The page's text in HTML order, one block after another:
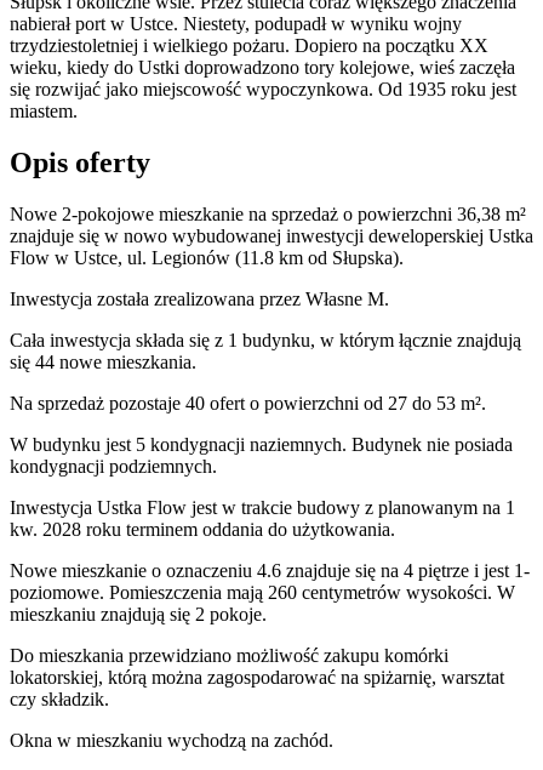
nabierał port w Ustce. Niestety, podupadł w wyniku wojny
trzydziestoletniej i wielkiego pożaru. Dopiero na początku XX
wieku, kiedy do Ustki doprowadzono tory kolejowe, wieś zaczęła
się rozwijać jako miejscowość wypoczynkowa. Od 1935 roku jest
miastem.
Opis oferty
Nowe 2-pokojowe mieszkanie na sprzedaż o powierzchni 36,38 m²
znajduje się w nowo wybudowanej inwestycji deweloperskiej Ustka
Flow w Ustce, ul. Legionów (11.8 km od Słupska).
Inwestycja została zrealizowana przez Własne M.
Cała inwestycja składa się z 1 budynku, w którym łącznie znajdują
się 44 nowe mieszkania.
Na sprzedaż pozostaje 40 ofert o powierzchni od 27 do 53 m².
W budynku jest 5 kondygnacji naziemnych. Budynek nie posiada
kondygnacji podziemnych.
Inwestycja Ustka Flow jest w trakcie budowy z planowanym na 1
kw. 2028 roku terminem oddania do użytkowania.
Nowe mieszkanie o oznaczeniu 4.6 znajduje się na 4 piętrze i jest 1-
poziomowe. Pomieszczenia mają 260 centymetrów wysokości. W
mieszkaniu znajdują się 2 pokoje.
Do mieszkania przewidziano możliwość zakupu komórki
lokatorskiej, którą można zagospodarować na spiżarnię, warsztat
czy składzik.
Okna w mieszkaniu wychodzą na zachód.